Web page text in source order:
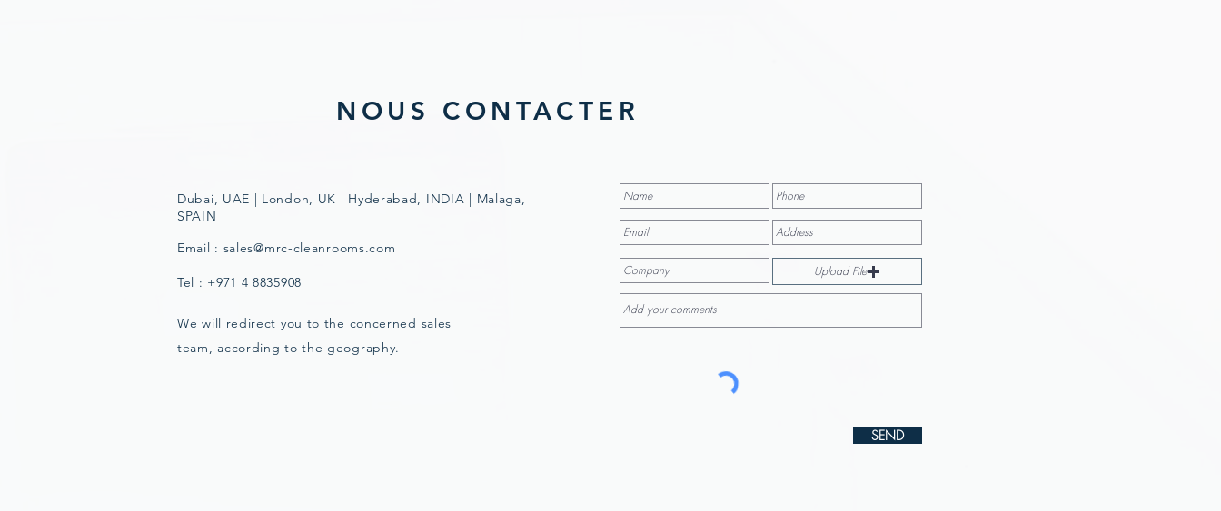
Upload File
SEND
NOUS CONTACTER
Dubai, UAE | London, UK | Hyderabad, INDIA | Malaga,
SPAIN
Email : sales@mrc-cleanrooms.com
Tel : +971 4 8835908
We will redirect you to the concerned sales
team, according to the geography.